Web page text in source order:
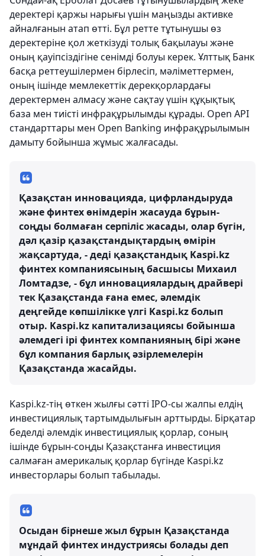
деректері қаржы нарығы үшін маңызды активке
айналғанын атап өтті. Бұл ретте тұтынушы өз
деректеріне қол жеткізуді толық бақылауы және
оның қауіпсіздігіне сенімді болуы керек. Ұлттық Банк
басқа реттеушілермен бірлесіп, мәліметтермен,
оның ішінде мемлекеттік дерекқорлардағы
деректермен алмасу және сақтау үшін құқықтық
база мен тиісті инфрақұрылымды құрады. Open API
стандарттары мен Open Banking инфрақұрылымын
дамыту бойынша жұмыс жалғасады.
Қазақстан инновацияда, цифрландыруда
және финтех өнімдерін жасауда бұрын-
соңды болмаған серпіліс жасады, олар бүгін,
дәл қазір қазақстандықтардың өмірін
жақсартуда, - деді қазақстандық Kaspi.kz
финтех компаниясының басшысы Михаил
Ломтадзе, - бұл инновациялардың драйвері
тек Қазақстанда ғана емес, әлемдік
деңгейде көпшілікке үлгі Kaspi.kz болып
отыр. Kaspi.kz капитализациясы бойынша
әлемдегі ірі финтех компанияның бірі және
бұл компания барлық әзірлемелерін
Қазақстанда жасайды.
Kaspi.kz-тің өткен жылғы сәтті IPO-сы жалпы елдің
инвестициялық тартымдылығын арттырды. Бірқатар
беделді әлемдік инвестициялық қорлар, соның
ішінде бұрын-соңды Қазақстанға инвестиция
салмаған америкалық қорлар бүгінде Kaspi.kz
инвесторлары болып табылады.
Осыдан бірнеше жыл бұрын Қазақстанда
мұндай финтех индустриясы болады деп